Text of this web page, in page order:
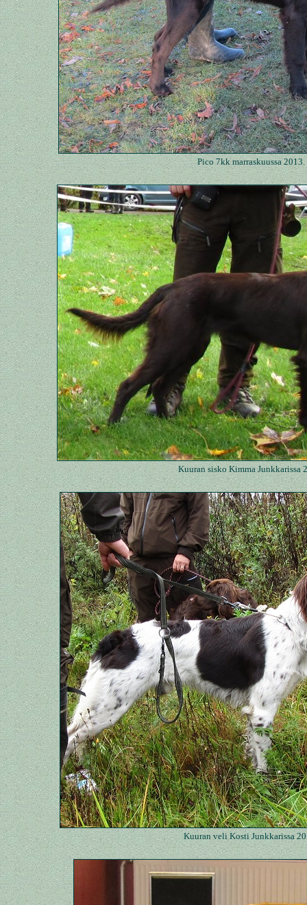
Pico 7kk marraskuussa 2013.
Kuuran sisko Kimma Junkkarissa
Kuuran veli Kosti Junkkarissa